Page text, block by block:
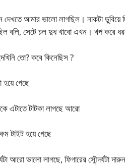
দেখতে আমার ভালো লাগছিল। নাকটা
বলি, সেটে চল দুধ খাবো এখন। খপ করে
তো? কবে কিনেছিস ?
গেছে
এটাতে টাটকা লাগছে আরো
টাইট হয়ে গেছে
আরো ভালো লাগছে, ফিগারের সৌন্দর্যটা